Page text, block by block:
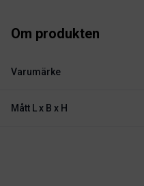
Om produkten
Varumärke
Mått L x B x H